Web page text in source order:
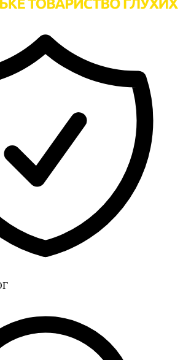
область
область
область
область
Франківська область
область
область
область
область
область
область
область
область
область
область
область